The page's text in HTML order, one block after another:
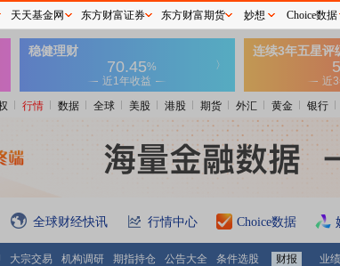
行情 数据 全球 美股 港股 期货 外汇 黄金 银行
全球财经快讯 行情中心 Choice数据
大宗交易 机构调研 期指持仓 公告大全 条件选股 财报 业
天天基金网 东方财富证券 东方财富期货 妙想 Choice数据